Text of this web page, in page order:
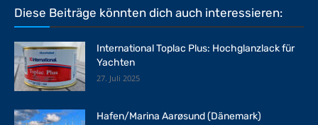
Diese Beiträge könnten dich auch interessieren:
International Toplac Plus: Hochglanzlack für
Yachten
27. Juli 2025
Hafen/Marina Aarøsund (Dänemark)